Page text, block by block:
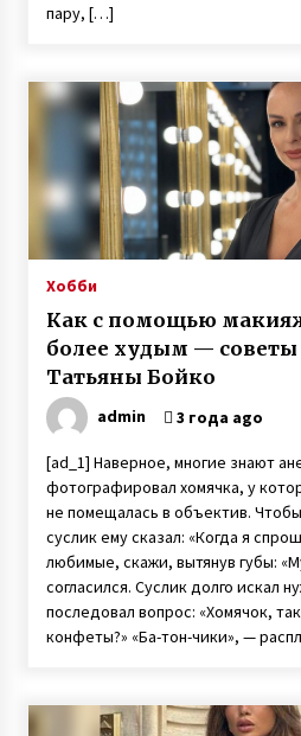
пару, […]
Хобби
Как с помощью
более худым — советы
Татьяны Бойко
admin 3 года ago
[ad_1] Наверное, многие знают
фотографировал хомячка, у
не помещалась в объектив.
суслик ему сказал: «Когда я
любимые, скажи, вытянув губы:
согласился. Суслик долго искал
последовал вопрос: «Хомячок,
конфеты?» «Ба-тон-чики», —